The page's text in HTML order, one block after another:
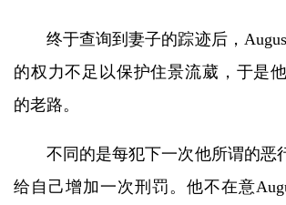
终于查询到妻子的踪迹后，
的权力不足以保护住景流葳，于是
的老路。
不同的是每犯下一次他所谓的恶
给自己增加一次刑罚。他不在意